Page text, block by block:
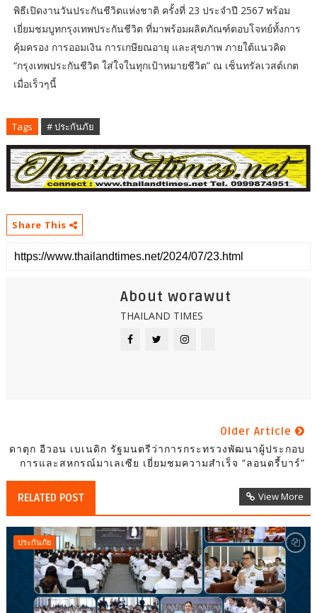
พิธีเปิดงานวันประกันชีวิตแห่งชาติ ครั้งที่ 23 ประจำปี 2567 พร้อม
เยี่ยมชมบูทกรุงเทพประกันชีวิต ที่มาพร้อมผลิตภัณฑ์ตอบโจทย์ทั้งการ
คุ้มครอง การออมเงิน การเกษียณอายุ และสุขภาพ ภายใต้แนวคิด
“กรุงเทพประกันชีวิต ใส่ใจในทุกเป้าหมายชีวิต” ณ เซ็นทรัลเวสต์เกต
เมื่อเร็วๆนี้
Tags # ประกันภัย
Share This
About worawut
THAILAND TIMES
Older Article
ดาตุก อีวอน เบเนดิก รัฐมนตรีว่าการกระทรวงพัฒนาผู้ประกอบ
การและสหกรณ์มาเลเซีย เยี่ยมชมความสำเร็จ “ลอนดรี้บาร์”
RELATED POST View More
ประกันภัย